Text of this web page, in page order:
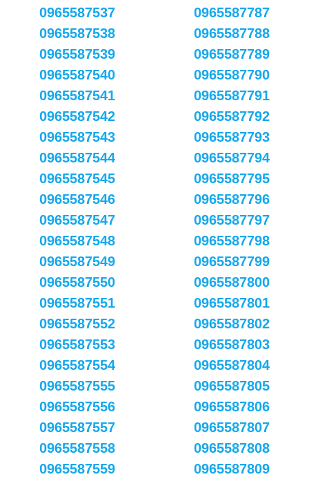
0965587537
0965587538
0965587539
0965587540
0965587541
0965587542
0965587543
0965587544
0965587545
0965587546
0965587547
0965587548
0965587549
0965587550
0965587551
0965587552
0965587553
0965587554
0965587555
0965587556
0965587557
0965587558
0965587559
0965587787
0965587788
0965587789
0965587790
0965587791
0965587792
0965587793
0965587794
0965587795
0965587796
0965587797
0965587798
0965587799
0965587800
0965587801
0965587802
0965587803
0965587804
0965587805
0965587806
0965587807
0965587808
0965587809